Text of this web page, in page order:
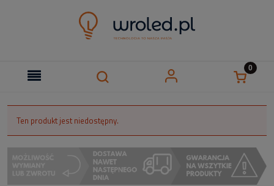
Ten produkt jest niedostępny.